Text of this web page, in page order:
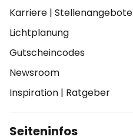
Karriere | Stellenangebote
Lichtplanung
Gutscheincodes
Newsroom
Inspiration | Ratgeber
Seiteninfos